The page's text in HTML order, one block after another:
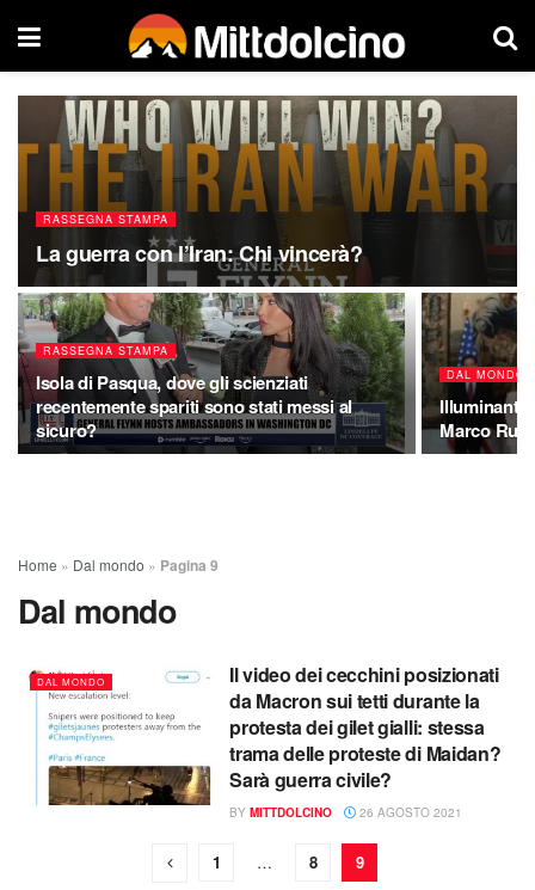
RASSEGNA STAMPA
La guerra con l’Iran: Chi vincerà?
RASSEGNA STAMPA
Isola di Pasqua, dove gli scienziati
recentemente spariti sono stati messi al
sicuro?
DAL MONDO
Illuminante
Marco
Home » Dal mondo » Pagina 9
Dal mondo
DAL MONDO
Il video dei cecchini posizionati
da Macron sui tetti durante la
protesta dei gilet gialli: stessa
trama delle proteste di Maidan?
Sarà guerra civile?
BY MITTDOLCINO 26 AGOSTO 2021
1 … 8 9